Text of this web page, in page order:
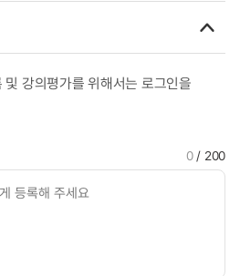
및 강의평가를 위해서는 로그인을
0/ 200